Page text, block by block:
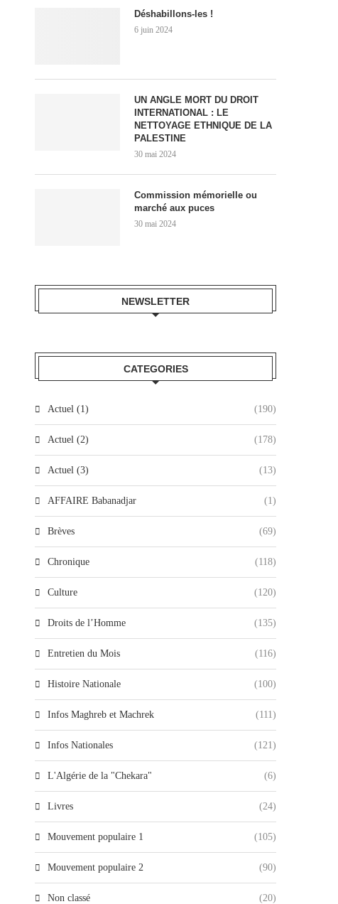
Déshabillons-les !
6 juin 2024
UN ANGLE MORT DU DROIT
INTERNATIONAL : LE
NETTOYAGE ETHNIQUE DE LA
PALESTINE
30 mai 2024
Commission mémorielle ou
marché aux puces
30 mai 2024
NEWSLETTER
CATEGORIES
Actuel (1) (190)
Actuel (2) (178)
Actuel (3) (13)
AFFAIRE Babanadjar (1)
Brèves (69)
Chronique (118)
Culture (120)
Droits de l’Homme (135)
Entretien du Mois (116)
Histoire Nationale (100)
Infos Maghreb et Machrek (111)
Infos Nationales (121)
L'Algérie de la "Chekara" (6)
Livres (24)
Mouvement populaire 1 (105)
Mouvement populaire 2 (90)
Non classé (20)